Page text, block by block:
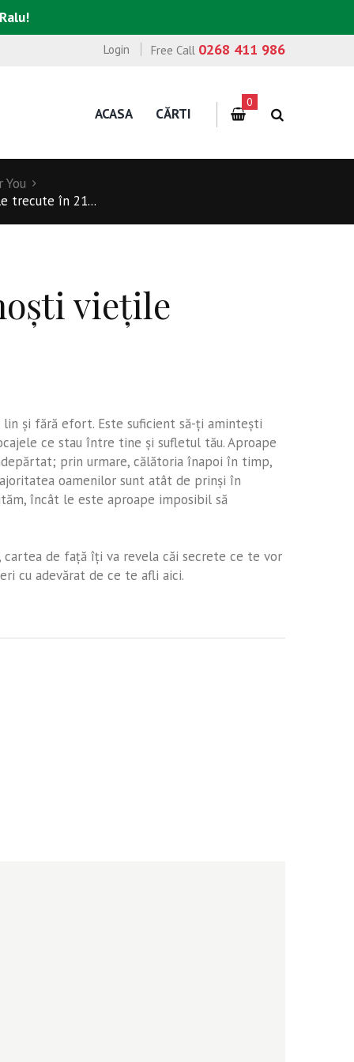
Free Call 0268 411 986
Login
ACASA CĂRTI
0
You
trecute în 21...
vieţile
şi fără efort. Este suficient să-ţi aminteşti
ce stau între tine şi sufletul tău. Aproape
prin urmare, călătoria înapoi în timp,
oamenilor sunt atât de prinşi în
încât le este aproape imposibil să
de faţă îţi va revela căi secrete ce te vor
cu adevărat de ce te afli aici.